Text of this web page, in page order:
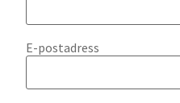
E-postadress